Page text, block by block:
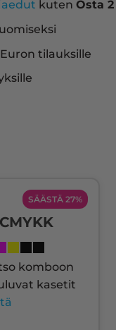
kutenOsta 2
tilauksille
SÄÄSTÄ 27%
komboon
kasetit